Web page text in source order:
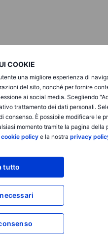
COOKIE
una migliore esperienza di
del sito, nonché per fornire
ai social media. Scegliendo
trattamento dei dati personali.
consenso. È possibile modificare le
momento tramite la pagina della
cookie policye la nostra privacy
tutto